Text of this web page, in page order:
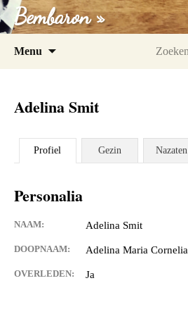
Bembaron »
Menu
Adelina Smit
Profiel Gezin Nazaten
Personalia
NAAM: Adelina Smit
DOOPNAAM: Adelina Maria Cornelia
OVERLEDEN: Ja